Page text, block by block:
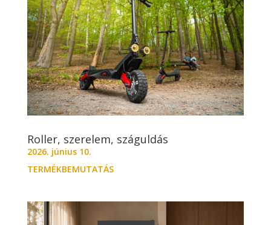
Roller, szerelem, száguldás
2026. június 10.
TERMÉKBEMUTATÁS